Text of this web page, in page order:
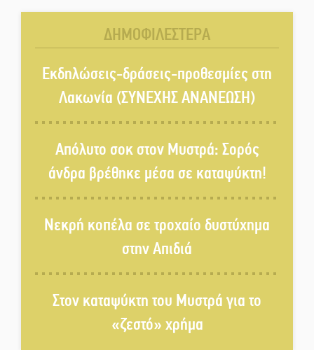
Ένα «ταξίδι» τέχνης και
χρωμάτων στη Νεάπολη
Τα Λαγκάδια κρατούν ζωντανή
την τέχνη της πέτρας
δίνει «χρώμα» στον Αύγουστο
του Λαχίου
Χασισοφυτεία στην
Παλαιοπαναγιά ξεσκέπασε η
ΔΗΜΟΦΙΛΕΣΤΕΡΑ
Εκδηλώσεις-δράσεις-προθεσμίες στη
Λακωνία (ΣΥΝΕΧΗΣ ΑΝΑΝΕΩΣΗ)
Απόλυτο σοκ στον Μυστρά: Σορός
άνδρα βρέθηκε μέσα σε καταψύκτη!
Νεκρή κοπέλα σε τροχαίο δυστύχημα
στην Απιδιά
Στον καταψύκτη του Μυστρά για το
«ζεστό» χρήμα